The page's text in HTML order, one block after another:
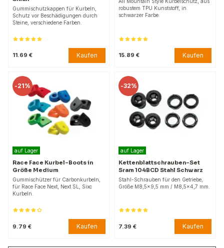
Gummischutzkappen für Kurbeln,
Schutz vor Beschädigungen durch
Steine, verschiedene Farben.
11.69 € Kaufen
robustem TPU Kunststoff, in
schwarzer Farbe.
15.89 € Kaufen
-21%
auf Lager
Race Face Kurbel-Boots in
Größe Medium
Gummischützer für Carbonkurbeln,
für Race Face Next, Next SL, Sixc
Kurbeln.
9.79 € Kaufen
-32%
auf Lager
Kettenblattschrauben-Set
Sram 104BCD Stahl Schwarz
Stahl-Schrauben für den Getriebe,
Größe M8,5x9,5 mm / M8,5x4,7 mm.
7.39 € Kaufen